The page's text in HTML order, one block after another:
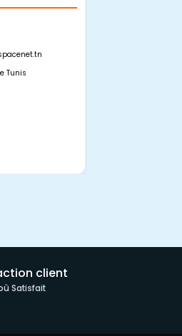
Tunis
client
Satisfait